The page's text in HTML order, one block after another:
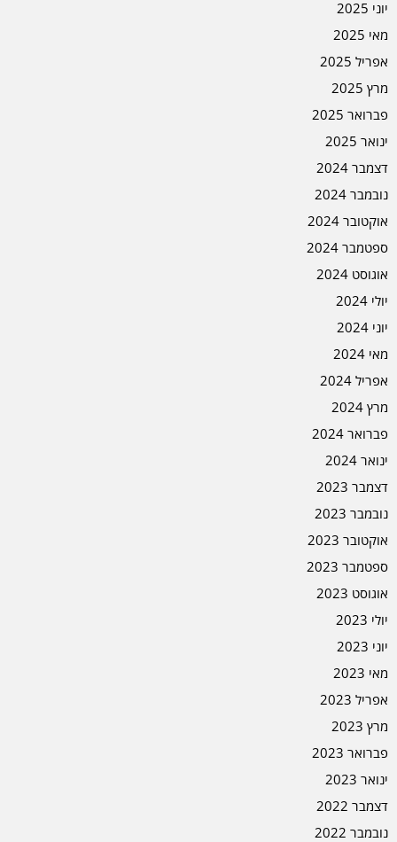
יוני 2025
מאי 2025
אפריל 2025
מרץ 2025
פברואר 2025
ינואר 2025
דצמבר 2024
נובמבר 2024
אוקטובר 2024
ספטמבר 2024
אוגוסט 2024
יולי 2024
יוני 2024
מאי 2024
אפריל 2024
מרץ 2024
פברואר 2024
ינואר 2024
דצמבר 2023
נובמבר 2023
אוקטובר 2023
ספטמבר 2023
אוגוסט 2023
יולי 2023
יוני 2023
מאי 2023
אפריל 2023
מרץ 2023
פברואר 2023
ינואר 2023
דצמבר 2022
נובמבר 2022